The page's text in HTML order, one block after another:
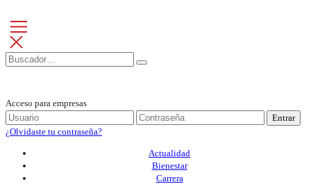
Acceso para empresas
Entrar
¿Olvidaste tu contraseña?
Actualidad
Bienestar
Carrera